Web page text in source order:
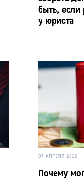
быть, если
у юриста
07 АПРЕЛЯ 2026
Почему